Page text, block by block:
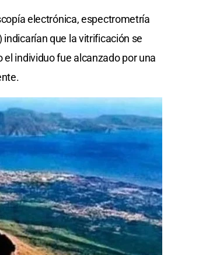
electrónica, espectrometría
que la vitrificación se
individuo fue alcanzado por una